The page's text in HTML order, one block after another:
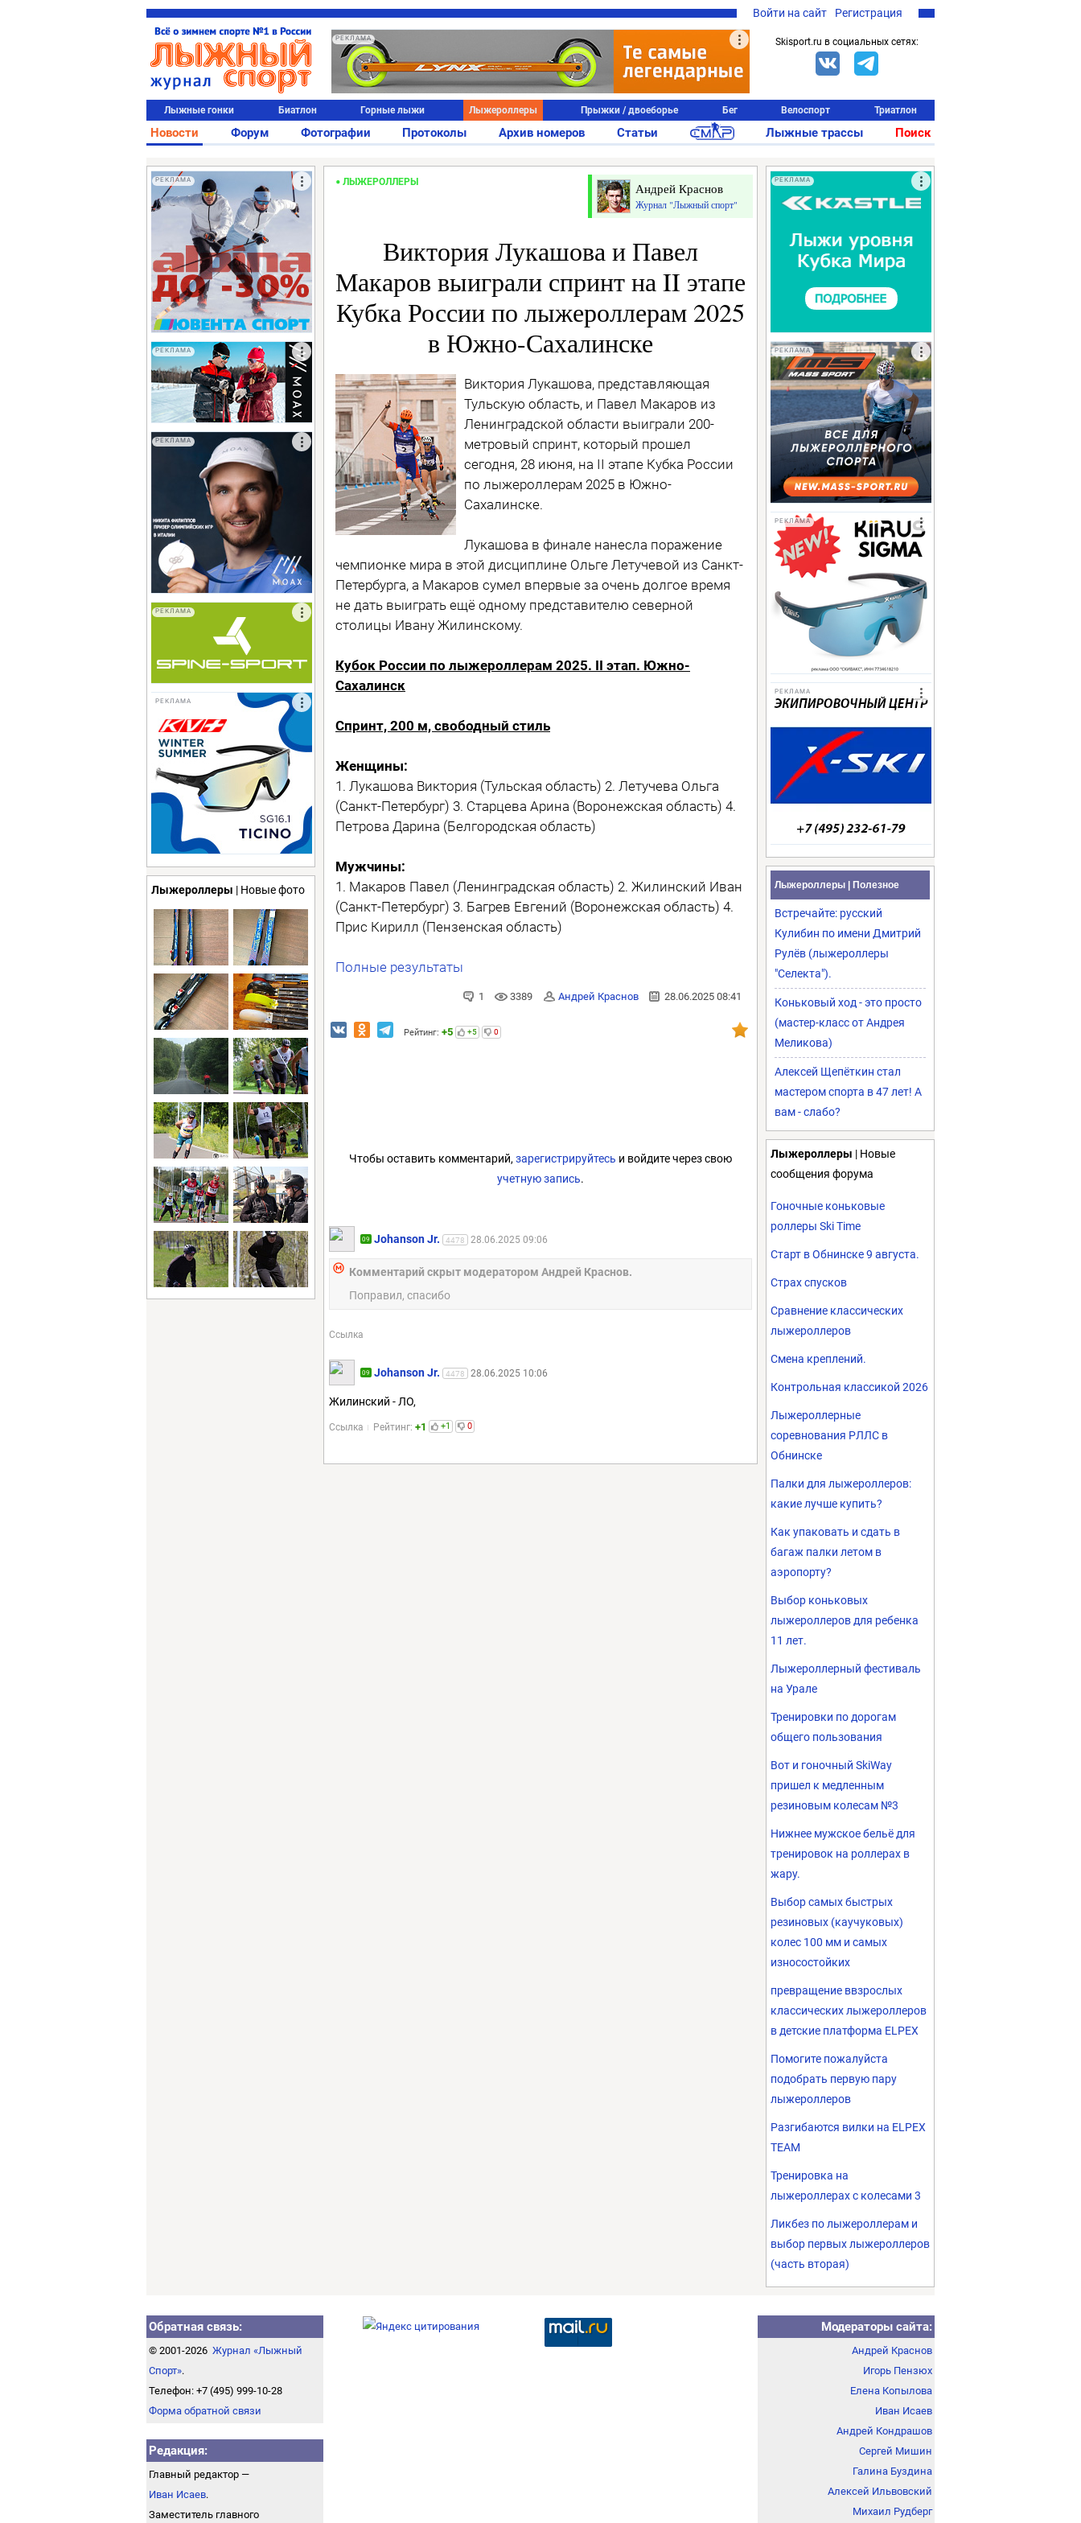
Войти на сайт Регистрация
РЕКЛАМА Skisport.ru в социальных сетях:
Лыжные гонки Биатлон Горные лыжи Лыжероллеры Прыжки / двоеборье Бег Велоспорт Триатлон
Новости Форум Фотографии Протоколы Архив номеров Статьи Лыжные трассы Поиск
РЕКЛАМА
РЕКЛАМА
РЕКЛАМА
РЕКЛАМА
РЕКЛАМА
Лыжероллеры | Новые фото
ЛЫЖЕРОЛЛЕРЫ Андрей Краснов
Журнал "Лыжный спорт"
Виктория Лукашова и Павел
Макаров выиграли спринт на II этапе
Кубка России по лыжероллерам 2025
в Южно-Сахалинске
Виктория Лукашова, представляющая
Тульскую область, и Павел Макаров из
Ленинградской области выиграли 200-
метровый спринт, который прошел
сегодня, 28 июня, на II этапе Кубка России
по лыжероллерам 2025 в Южно-
Сахалинске.
Лукашова в финале нанесла поражение
чемпионке мира в этой дисциплине Ольге Летучевой из Санкт-
Петербурга, а Макаров сумел впервые за очень долгое время
не дать выиграть ещё одному представителю северной
столицы Ивану Жилинскому.
Кубок России по лыжероллерам 2025. II этап. Южно-
Сахалинск
Спринт, 200 м, свободный стиль
Женщины:
1. Лукашова Виктория (Тульская область) 2. Летучева Ольга
(Санкт-Петербург) 3. Старцева Арина (Воронежская область) 4.
Петрова Дарина (Белгородская область)
Мужчины:
1. Макаров Павел (Ленинградская область) 2. Жилинский Иван
(Санкт-Петербург) 3. Багрев Евгений (Воронежская область) 4.
Прис Кирилл (Пензенская область)
Полные результаты
1 3389 Андрей Краснов 28.06.2025 08:41
Рейтинг: +5 +5 0
Чтобы оставить комментарий, зарегистрируйтесь и войдите через свою
учетную запись.
09 Johanson Jr. 4478 28.06.2025 09:06
Комментарий скрыт модератором Андрей Краснов.
Поправил, спасибо
Ссылка
09 Johanson Jr. 4478 28.06.2025 10:06
Жилинский - ЛО,
Ссылка Рейтинг: +1 +1 0
РЕКЛАМА
РЕКЛАМА
РЕКЛАМА
РЕКЛАМА
Лыжероллеры | Полезное
Встречайте: русский
Кулибин по имени Дмитрий
Рулёв (лыжероллеры
"Селекта").
Коньковый ход - это просто
(мастер-класс от Андрея
Меликова)
Алексей Щепёткин стал
мастером спорта в 47 лет! А
вам - слабо?
Лыжероллеры | Новые
сообщения форума
Гоночные коньковые
роллеры Ski Time
Старт в Обнинске 9 августа.
Страх спусков
Сравнение классических
лыжероллеров
Смена креплений.
Контрольная классикой 2026
Лыжероллерные
соревнования РЛЛС в
Обнинске
Палки для лыжероллеров:
какие лучше купить?
Как упаковать и сдать в
багаж палки летом в
аэропорту?
Выбор коньковых
лыжероллеров для ребенка
11 лет.
Лыжероллерный фестиваль
на Урале
Тренировки по дорогам
общего пользования
Вот и гоночный SkiWay
пришел к медленным
резиновым колесам №3
Нижнее мужское бельё для
тренировок на роллерах в
жару.
Выбор самых быстрых
резиновых (каучуковых)
колес 100 мм и самых
износостойких
превращение ввзрослых
классических лыжероллеров
в детские платформа ELPEX
Помогите пожалуйста
подобрать первую пару
лыжероллеров
Разгибаются вилки на ELPEX
TEAM
Тренировка на
лыжероллерах с колесами 3
Ликбез по лыжероллерам и
выбор первых лыжероллеров
(часть вторая)
Обратная связь:
© 2001-2026 Журнал «Лыжный
Спорт».
Телефон: +7 (495) 999-10-28
Форма обратной связи
Редакция:
Главный редактор —
Иван Исаев.
Заместитель главного
Модераторы сайта:
Андрей Краснов
Игорь Пензюх
Елена Копылова
Иван Исаев
Андрей Кондрашов
Сергей Мишин
Галина Буздина
Алексей Ильвовский
Михаил Рудберг